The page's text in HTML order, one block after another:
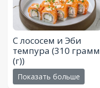
С лососем и Эби
темпура (310 грамм
(г))
Показать больше